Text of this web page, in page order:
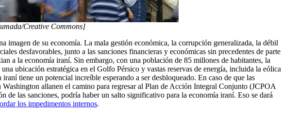
Creative Commons]
imagen de su economía. La mala gestión económica, la corrupción generalizada, la débil
desfavorables, junto a las sanciones financieras y económicas sin precedentes de parte
a la economía iraní. Sin embargo, con una población de 85 millones de habitantes, la
ubicación estratégica en el Golfo Pérsico y vastas reservas de energía, incluida la eólica
tiene un potencial increíble esperando a ser desbloqueado. En caso de que las
allanen el camino para regresar al Plan de Acción Integral Conjunto (JCPOA
de las sanciones, podría haber un salto significativo para la economía iraní. Eso se dará
los impedimentos internos.